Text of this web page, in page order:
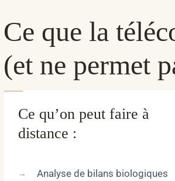
Ce que la
(et ne permet
Ce qu’on peut faire à
distance :
Analyse de bilans biologiques